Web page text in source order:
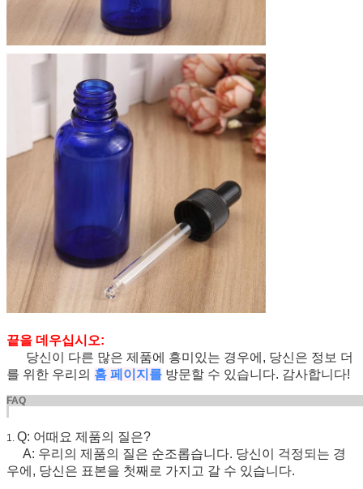
끝을 데우십시오:
당신이 다른 많은 제품에 흥미있는 경우에, 당신은 정보 더
를 위한 우리의 홈 페이지를 방문할 수 있습니다. 감사합니다!
1. Q: 어때요 제품의 질은?
A: 우리의 제품의 질은 순조롭습니다. 당신이 걱정되는 경
우에, 당신은 표본을 첫째로 가지고 갈 수 있습니다.